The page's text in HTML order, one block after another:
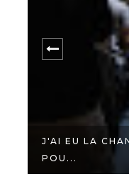
J'AI EU LA
POU...